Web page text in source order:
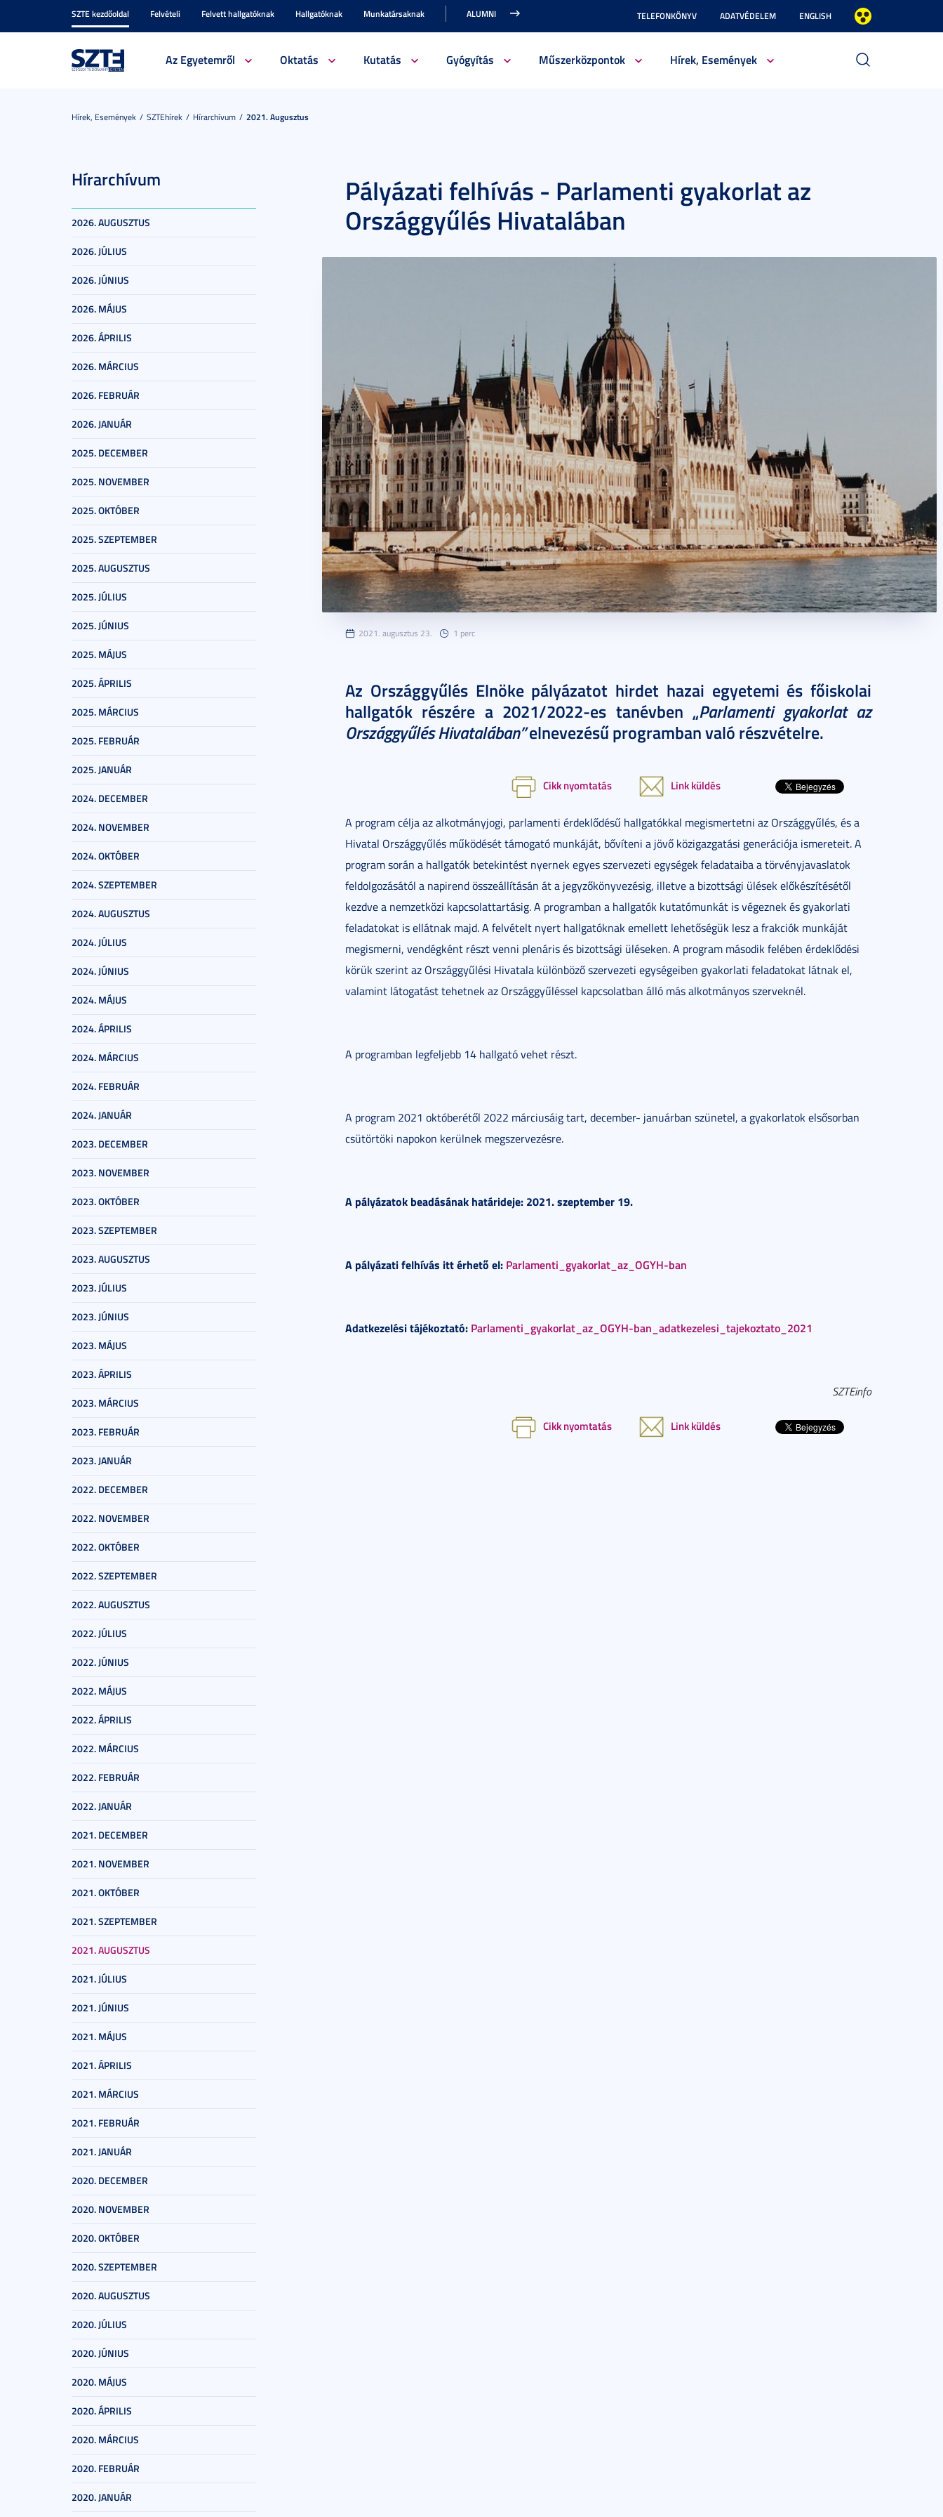
SZTE kezdőoldal Felvételi Felvett hallgatóknak Hallgatóknak Munkatársaknak ALUMNI TELEFONKÖNYV ADATVÉDELEM ENGLISH
Az Egyetemről Oktatás Kutatás Gyógyítás Műszerközpontok Hírek, Események
Hírek, Események SZTEhírek Hírarchívum 2021. Augusztus
Hírarchívum
2026. AUGUSZTUS
2026. JÚLIUS
2026. JÚNIUS
2026. MÁJUS
2026. ÁPRILIS
2026. MÁRCIUS
2026. FEBRUÁR
2026. JANUÁR
2025. DECEMBER
2025. NOVEMBER
2025. OKTÓBER
2025. SZEPTEMBER
2025. AUGUSZTUS
2025. JÚLIUS
2025. JÚNIUS
2025. MÁJUS
2025. ÁPRILIS
2025. MÁRCIUS
2025. FEBRUÁR
2025. JANUÁR
2024. DECEMBER
2024. NOVEMBER
2024. OKTÓBER
2024. SZEPTEMBER
2024. AUGUSZTUS
2024. JÚLIUS
2024. JÚNIUS
2024. MÁJUS
2024. ÁPRILIS
2024. MÁRCIUS
2024. FEBRUÁR
2024. JANUÁR
2023. DECEMBER
2023. NOVEMBER
2023. OKTÓBER
2023. SZEPTEMBER
2023. AUGUSZTUS
2023. JÚLIUS
2023. JÚNIUS
2023. MÁJUS
2023. ÁPRILIS
2023. MÁRCIUS
2023. FEBRUÁR
2023. JANUÁR
2022. DECEMBER
2022. NOVEMBER
2022. OKTÓBER
2022. SZEPTEMBER
2022. AUGUSZTUS
2022. JÚLIUS
2022. JÚNIUS
2022. MÁJUS
2022. ÁPRILIS
2022. MÁRCIUS
2022. FEBRUÁR
2022. JANUÁR
2021. DECEMBER
2021. NOVEMBER
2021. OKTÓBER
2021. SZEPTEMBER
2021. AUGUSZTUS
2021. JÚLIUS
2021. JÚNIUS
2021. MÁJUS
2021. ÁPRILIS
2021. MÁRCIUS
2021. FEBRUÁR
2021. JANUÁR
2020. DECEMBER
2020. NOVEMBER
2020. OKTÓBER
2020. SZEPTEMBER
2020. AUGUSZTUS
2020. JÚLIUS
2020. JÚNIUS
2020. MÁJUS
2020. ÁPRILIS
2020. MÁRCIUS
2020. FEBRUÁR
2020. JANUÁR
Pályázati felhívás - Parlamenti gyakorlat az
Országgyűlés Hivatalában
2021. augusztus 23. 1 perc
Az Országgyűlés Elnöke pályázatot hirdet hazai egyetemi és főiskolai
hallgatók részére a 2021/2022-es tanévben „Parlamenti gyakorlat az
Országgyűlés Hivatalában”elnevezésű programban való részvételre.
Cikk nyomtatás Link küldés
A program célja az alkotmányjogi, parlamenti érdeklődésű hallgatókkal megismertetni az Országgyűlés, és a
Hivatal Országgyűlés működését támogató munkáját, bővíteni a jövő közigazgatási generációja ismereteit. A
program során a hallgatók betekintést nyernek egyes szervezeti egységek feladataiba a törvényjavaslatok
feldolgozásától a napirend összeállításán át a jegyzőkönyvezésig, illetve a bizottsági ülések előkészítésétől
kezdve a nemzetközi kapcsolattartásig. A programban a hallgatók kutatómunkát is végeznek és gyakorlati
feladatokat is ellátnak majd. A felvételt nyert hallgatóknak emellett lehetőségük lesz a frakciók munkáját
megismerni, vendégként részt venni plenáris és bizottsági üléseken. A program második felében érdeklődési
körük szerint az Országgyűlési Hivatala különböző szervezeti egységeiben gyakorlati feladatokat látnak el,
valamint látogatást tehetnek az Országgyűléssel kapcsolatban álló más alkotmányos szerveknél.
A programban legfeljebb 14 hallgató vehet részt.
A program 2021 októberétől 2022 márciusáig tart, december- januárban szünetel, a gyakorlatok elsősorban
csütörtöki napokon kerülnek megszervezésre.
A pályázatok beadásának határideje: 2021. szeptember 19.
A pályázati felhívás itt érhető el: Parlamenti_gyakorlat_az_OGYH-ban
Adatkezelési tájékoztató: Parlamenti_gyakorlat_az_OGYH-ban_adatkezelesi_tajekoztato_2021
SZTEinfo
Cikk nyomtatás Link küldés